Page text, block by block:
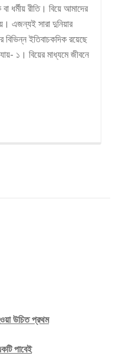
ধর্মীয় রীতি। বিয়ে আমাদের
এজন্যই সারা দুনিয়ার
ইতিবাচকদিক রয়েছে
১। বিয়ের মাধ্যমে জীবনে
উচিত প্রথম
পাবেই